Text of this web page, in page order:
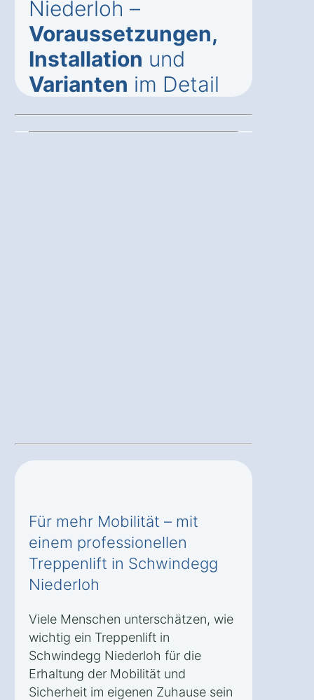
Niederloh –
Voraussetzungen,
Installation und
Varianten im Detail
Für mehr Mobilität – mit
einem professionellen
Treppenlift in Schwindegg
Niederloh
Viele Menschen unterschätzen, wie
wichtig ein Treppenlift in
Schwindegg Niederloh für die
Erhaltung der Mobilität und
Sicherheit im eigenen Zuhause sein